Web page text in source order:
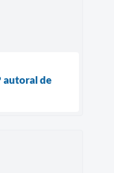
autoral de